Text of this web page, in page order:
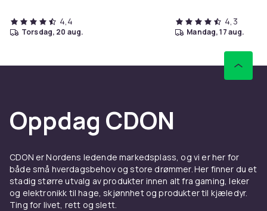
4,4
torsdag, 20 aug.
4,3
mandag, 17 aug.
Oppdag CDON
CDON er Nordens ledende markedsplass, og vi er her for
både små hverdagsbehov og store drømmer. Her finner du et
stadig større utvalg av produkter innen alt fra gaming, leker
og elektronikk til hage, skjønnhet og produkter til kjæledyr.
Ting for livet, rett og slett.